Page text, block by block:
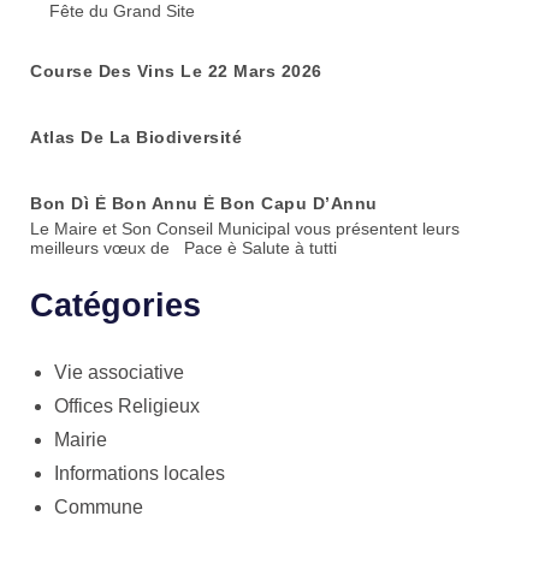
Fête du Grand Site
Course Des Vins Le 22 Mars 2026
Atlas De La Biodiversité
Bon Dì È Bon Annu È Bon Capu D’Annu
Le Maire et Son Conseil Municipal vous présentent leurs
meilleurs vœux de Pace è Salute à tutti
Catégories
Vie associative
Offices Religieux
Mairie
Informations locales
Commune